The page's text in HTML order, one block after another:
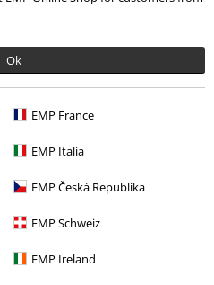
Ok
EMP France
EMP Italia
EMP Česká Republika
EMP Schweiz
EMP Ireland